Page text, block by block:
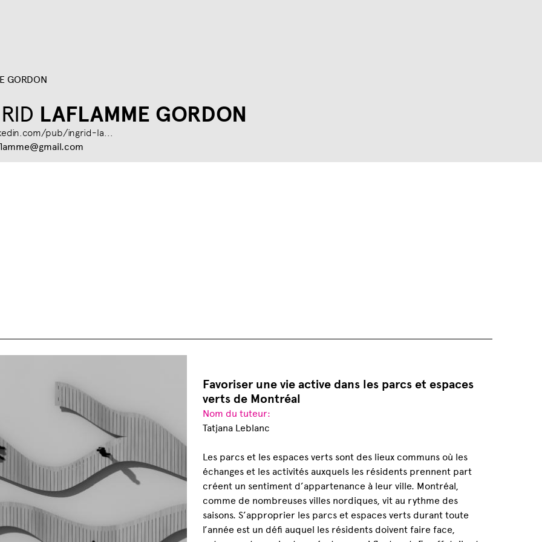
GORDON
LAFLAMME GORDON
pub/ingrid-la...
Favoriser une vie active dans les parcs et espaces
verts de Montréal
Nom du tuteur:
Tatjana Leblanc
Les parcs et les espaces verts sont des lieux communs où les
échanges et les activités auxquels les résidents prennent part
créent un sentiment d’appartenance à leur ville. Montréal,
comme de nombreuses villes nordiques, vit au rythme des
saisons. S’approprier les parcs et espaces verts durant toute
l’année est un défi auquel les résidents doivent faire face,